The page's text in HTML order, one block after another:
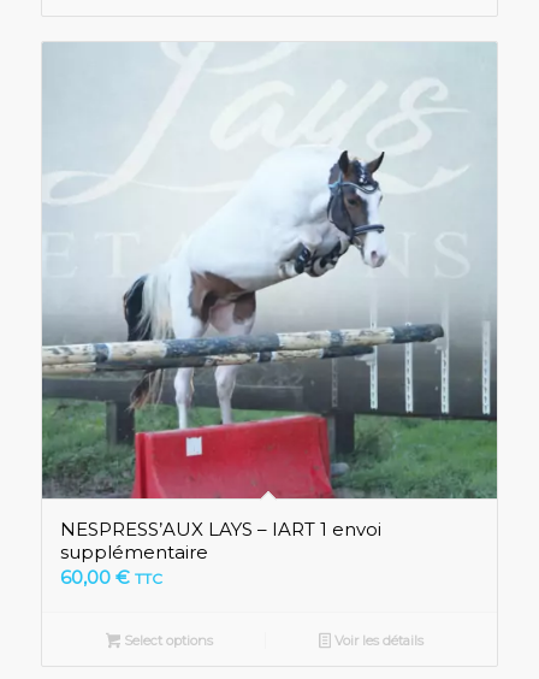
NESPRESS’AUX LAYS – IART 1 envoi
supplémentaire
60,00 € TTC
Select options Voir les détails